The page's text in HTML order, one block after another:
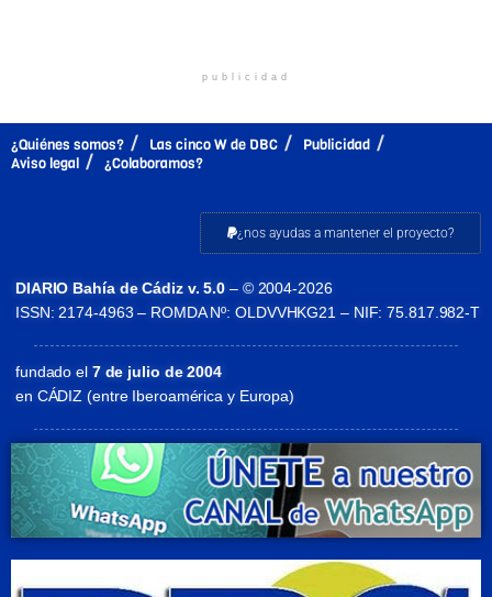
publicidad
¿Quiénes somos? Las cinco W de DBC
Publicidad
Aviso legal
¿Colaboramos?
¿nos ayudas a mantener el proyecto?
DIARIO Bahía de Cádiz v. 5.0 – © 2004-2026
ISSN: 2174-4963 – ROMDA Nº: OLDVVHKG21 – NIF: 75.817.982-T
fundado el7 de julio de 2004
en CÁDIZ (entre Iberoamérica y Europa)